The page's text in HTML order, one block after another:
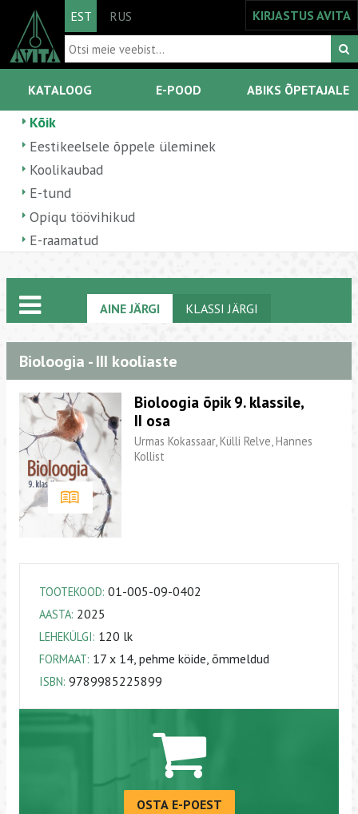
EST RUS KIRJASTUS AVITA
KATALOOG E-POOD ABIKS ÕPETAJALE
Kõik
Eestikeelsele õppele üleminek
Koolikaubad
E-tund
Opiqu töövihikud
E-raamatud
AINE JÄRGI KLASSI JÄRGI
Bioloogia - III kooliaste
Bioloogia õpik 9. klassile,
II osa
Urmas Kokassaar, Külli Relve, Hannes
Kollist
TOOTEKOOD: 01-005-09-0402
AASTA: 2025
LEHEKÜLGI: 120 lk
FORMAAT: 17 x 14, pehme köide, õmmeldud
ISBN: 9789985225899
OSTA E-POEST